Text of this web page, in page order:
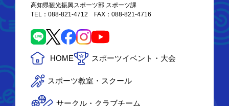
高知県観光振興スポーツ部 スポーツ課
TEL：088-821-4712 FAX：088-821-4716
HOME スポーツイベント・大会
スポーツ教室・スクール
サークル・クラブチーム